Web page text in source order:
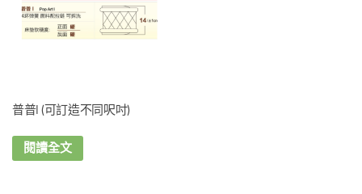
普普I (可訂造不同呎吋)
閱讀全文